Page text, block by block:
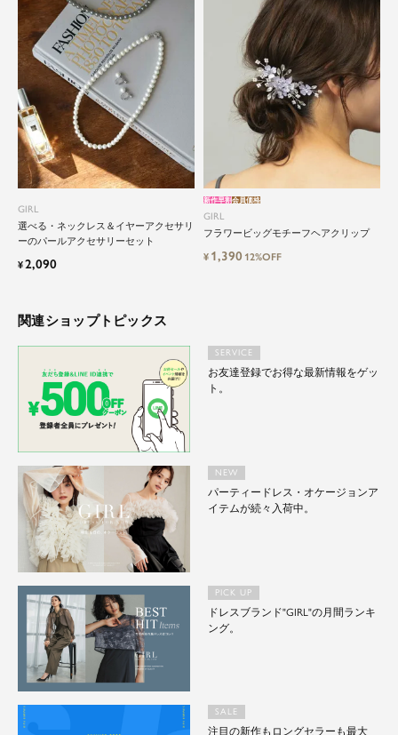
GIRL
選べる・ネックレス＆イヤーアクセサリ
ーのパールアクセサリーセット
¥2,090
GIRL
フラワービッグモチーフヘアクリップ
新作早割会員価格
¥ 1,390 12%OFF
関連ショップトピックス
SERVICE
お友達登録でお得な最新情報をゲッ
ト。
NEW
パーティードレス・オケージョンア
イテムが続々入荷中。
PICK UP
ドレスブランド"GIRL"の月間ランキ
ング。
SALE
注目の新作もロングセラーも最大